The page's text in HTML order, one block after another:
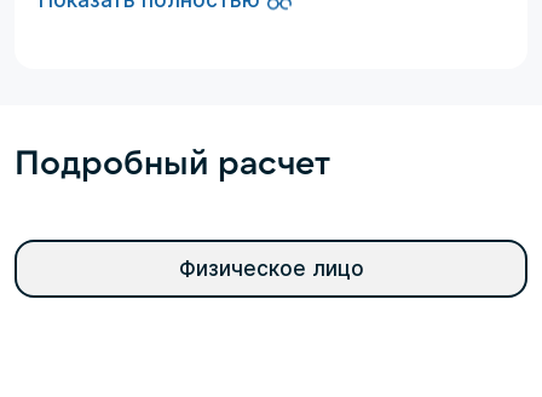
Подробный расчет
Физическое лицо